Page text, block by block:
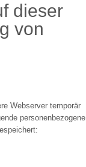
dieser
von
Webserver temporär
personenbezogene